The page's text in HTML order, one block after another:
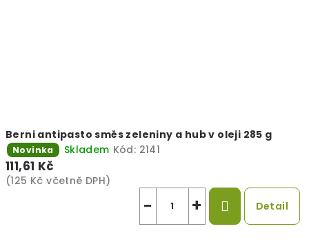
Berni antipasto směs zeleniny a hub v oleji 285 g
Novinka Skladem Kód: 2141
111,61 Kč
(125 Kč včetně DPH)
+
− Detail